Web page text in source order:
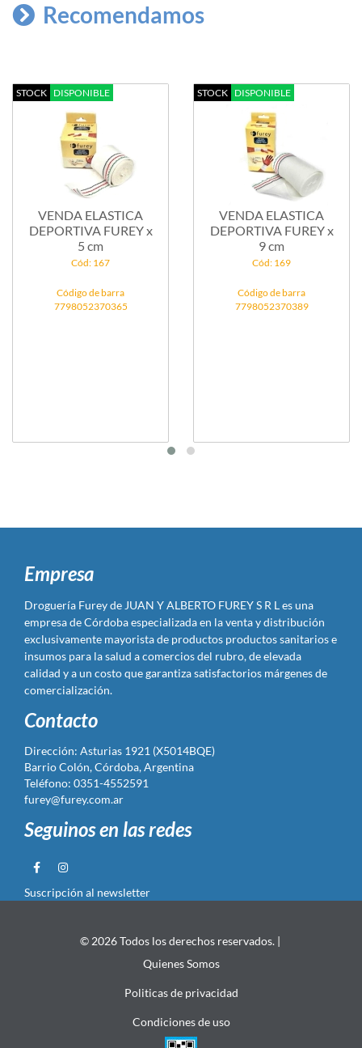
Recomendamos
STOCK DISPONIBLE
VENDA ELASTICA
DEPORTIVA FUREY x
5 cm
Cód: 167
Código de barra
7798052370365
STOCK DISPONIBLE
VENDA ELASTICA
DEPORTIVA FUREY x
9 cm
Cód: 169
Código de barra
7798052370389
Empresa
Droguería Furey de JUAN Y ALBERTO FUREY S R L es una
empresa de Córdoba especializada en la venta y distribución
exclusivamente mayorista de productos productos sanitarios e
insumos para la salud a comercios del rubro, de elevada
calidad y a un costo que garantiza satisfactorios márgenes de
comercialización.
Contacto
Dirección: Asturias 1921 (X5014BQE)
Barrio Colón, Córdoba, Argentina
Teléfono: 0351-4552591
furey@furey.com.ar
Seguinos en las redes
Suscripción al newsletter
© 2026 Todos los derechos reservados. |
Quienes Somos
Politicas de privacidad
Condiciones de uso